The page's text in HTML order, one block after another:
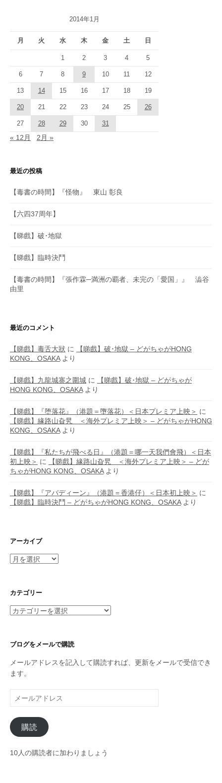
2014年1月
月 火 水 木 金 土 日
1 2 3 4 5
6 7 8 9 10 11 12
13 14 15 16 17 18 19
20 21 22 23 24 25 26
27 28 29 30 31
« 12月 2月 »
最近の投稿
【毒書の時間】『怪物』 東山 彰良
【六四37周年】
【睇戲】破･地獄
【睇戲】臨時決鬥
【毒書の時間】『張作霖─満洲の覇者、未完の「愛国」』 澁谷
由里
最近のコメント
【睇戲】毒舌大狀 に
【睇戲】破･地獄 – どがちゃがHONG
KONG、OSAKAより
【睇戲】九龍城寨之圍城 に
【睇戲】破･地獄 – どがちゃが
HONG KONG、OSAKAより
【睇戲】『堕落花』（港題＝墮落花）＜日本プレミア上映＞ に
【睇戲】緣路山旮旯 ＜海外プレミア上映＞ – どがちゃがHONG
KONG、OSAKAより
【睇戲】『私たちが飛べる日』（港題＝哪一天我們會飛）＜日本
初上映＞ に
【睇戲】緣路山旮旯 ＜海外プレミア上映＞ – どが
ちゃがHONG KONG、OSAKAより
【睇戲】『アバディーン』（港題＝香港仔）＜日本初上映＞ に
【睇戲】臨時決鬥 – どがちゃがHONG KONG、OSAKAより
アーカイブ
ア
イ
カテゴリー
カ
リ
ブログをメールで購読
メールアドレスを記入して購読すれば、更新をメールで受信でき
ます。
ー
ル
ア
ド
レ
購読
10人の購読者に加わりましょう